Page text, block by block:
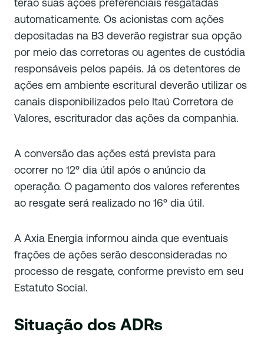
terão suas ações preferenciais resgatadas
automaticamente. Os acionistas com ações
depositadas na B3 deverão registrar sua opção
por meio das corretoras ou agentes de custódia
responsáveis pelos papéis. Já os detentores de
ações em ambiente escritural deverão utilizar os
canais disponibilizados pelo Itaú Corretora de
Valores, escriturador das ações da companhia.
A conversão das ações está prevista para
ocorrer no 12º dia útil após o anúncio da
operação. O pagamento dos valores referentes
ao resgate será realizado no 16º dia útil.
A Axia Energia informou ainda que eventuais
frações de ações serão desconsideradas no
processo de resgate, conforme previsto em seu
Estatuto Social.
Situação dos ADRs